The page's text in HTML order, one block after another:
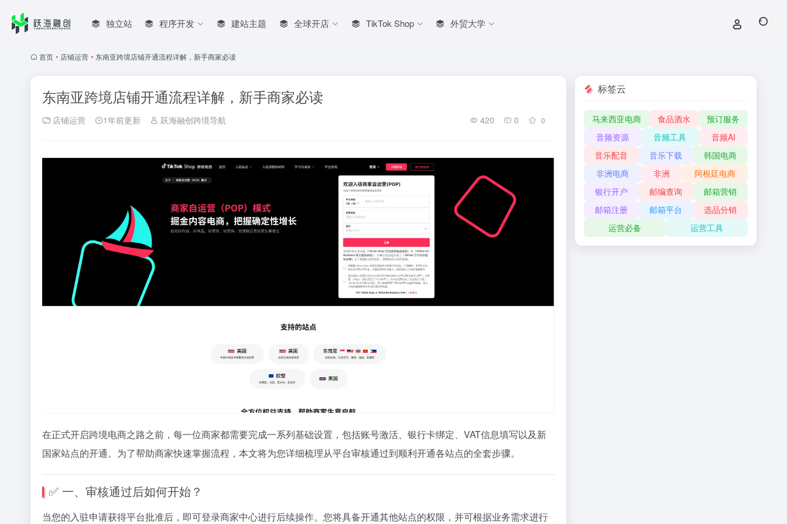
独立站 程序开发 建站主题 全球开店 TikTok Shop 外贸大学
首页 • 店铺运营 • 东南亚跨境店铺开通流程详解，新手商家必读
东南亚跨境店铺开通流程详解，新手商家必读
店铺运营 1年前更新 跃海融创跨境导航 420 0 0
在正式开启跨境电商之路之前， 每一位商家都需要完成一系列基础设置， 包括账号激活、 银行卡绑定、 VAT信息填写以及新
国家站点的开通。 为了帮助商家快速掌握流程， 本文将为您详细梳理从平台审核通过到顺利开通各站点的全套步骤。
✅ 一、 审核通过后如何开始？
当您的入驻申请获得平台批准后， 即可登录商家中心进行后续操作。 您将具备开通其他站点的权限， 并可根据业务需求进行
标签云
马来西亚电商 食品酒水
预订服务
音频资源
音频工具
音频AI
音乐配音
音乐下载
韩国电商
非洲电商
非洲
阿根廷电商
银行开户
邮编查询
邮箱营销
邮箱注册
邮箱平台
选品分销
运营必备
运营工具